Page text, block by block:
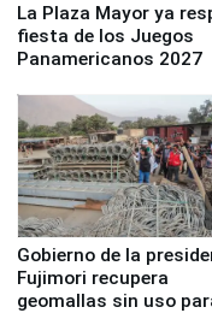
La Plaza Mayor ya
fiesta de los Juegos
Panamericanos 2027
Gobierno de la
Fujimori recupera
geomallas sin uso